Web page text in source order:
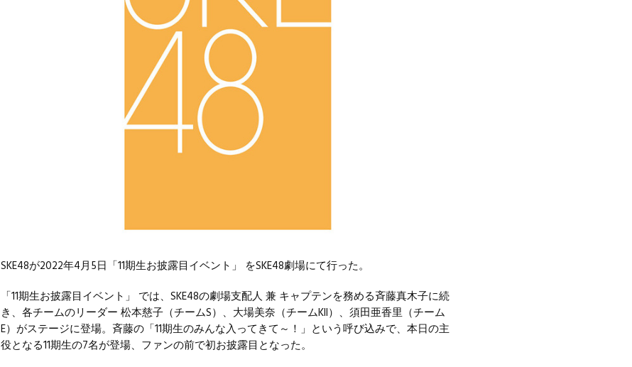
SKE48が2022年4月5日「11期生お披露目イベント」 をSKE48劇場にて行った。
「11期生お披露目イベント」 では、SKE48の劇場支配人 兼 キャプテンを務める斉藤真木子に続
き、各チームのリーダー 松本慈子（チームS）、大場美奈（チームKII）、須田亜香里（チーム
E）がステージに登場。斉藤の「11期生のみんな入ってきて～！」という呼び込みで、本日の主
役となる11期生の7名が登場、ファンの前で初お披露目となった。